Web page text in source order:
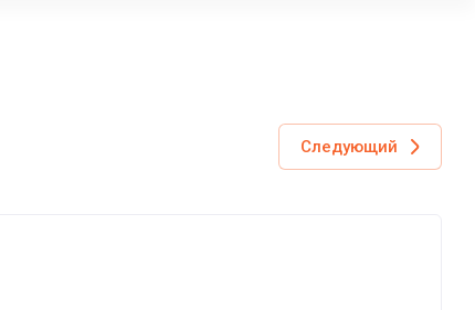
Следующий